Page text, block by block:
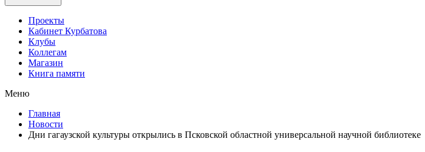
Проекты
Кабинет Курбатова
Клубы
Коллегам
Магазин
Книга памяти
Меню
Главная
Новости
Дни гагаузской культуры открылись в Псковской областной универсальной научной библиотеке